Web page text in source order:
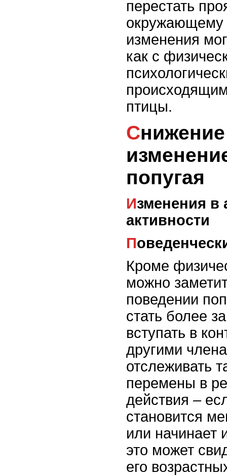
перестать
окружающему
изменения
как с
птицы.
Снижение активности и
попугая
Изменения в аппетите и
активности
Кроме
можно
поведении
стать более
вступать в
другими
отслеживать
перемены в
действия –
становится
или начинает
это может
его